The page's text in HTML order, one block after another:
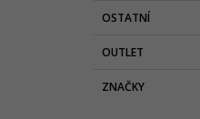
OSTATNÍ
OUTLET
ZNAČKY